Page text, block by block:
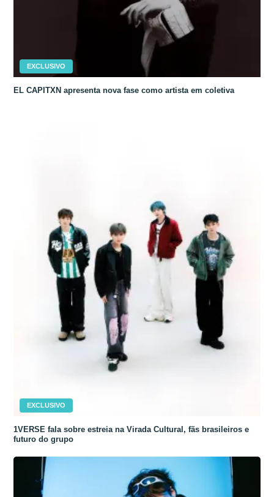
EXCLUSIVO
EL CAPITXN apresenta nova fase como artista em coletiva
EXCLUSIVO
1VERSE fala sobre estreia na Virada Cultural, fãs brasileiros e
futuro do grupo